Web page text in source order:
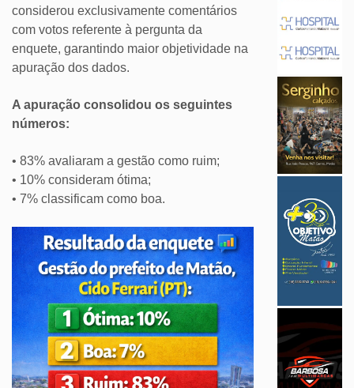
considerou exclusivamente comentários
com votos referente à pergunta da
enquete, garantindo maior objetividade na
apuração dos dados.
A apuração consolidou os seguintes
números:
• 83% avaliaram a gestão como ruim;
• 10% consideram ótima;
• 7% classificam como boa.